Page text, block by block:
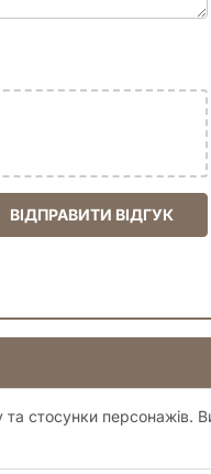
ВІДПРАВИТИ ВІДГУК
стосунки персонажів.